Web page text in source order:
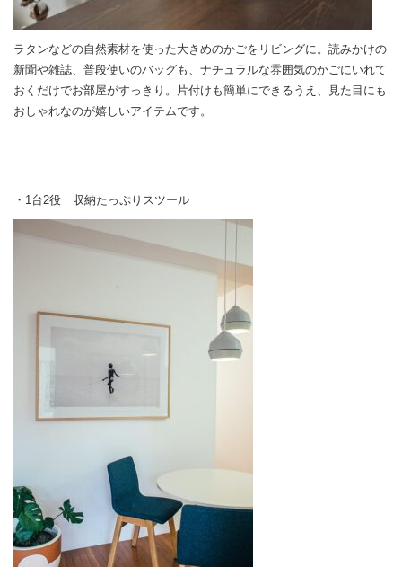
ラタンなどの自然素材を使った大きめのかごをリビングに。読みかけの
新聞や雑誌、普段使いのバッグも、ナチュラルな雰囲気のかごにいれて
おくだけでお部屋がすっきり。片付けも簡単にできるうえ、見た目にも
おしゃれなのが嬉しいアイテムです。
・1台2役 収納たっぷりスツール